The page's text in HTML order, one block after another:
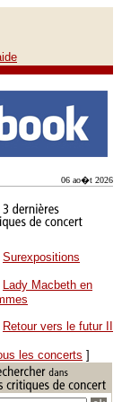
06 ao�t 2026
Surexpositions
Lady Macbeth en
Retour vers le futur II
les concerts ]